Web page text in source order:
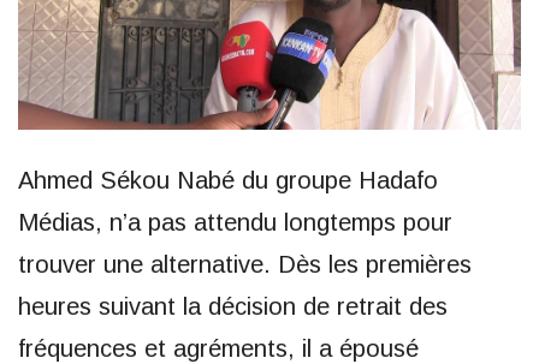
Ahmed Sékou Nabé du groupe Hadafo
Médias, n’a pas attendu longtemps pour
trouver une alternative. Dès les premières
heures suivant la décision de retrait des
fréquences et agréments, il a épousé